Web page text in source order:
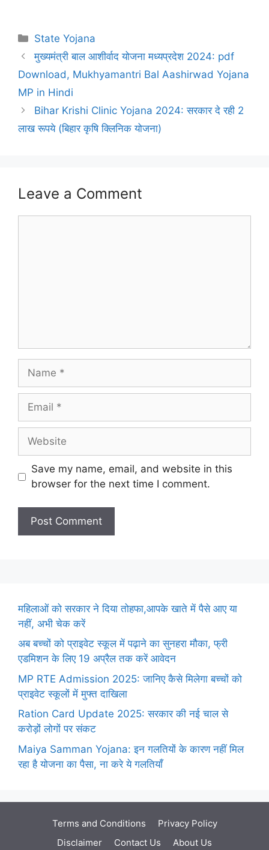
Categories
State Yojana
मुख्यमंत्री बाल आशीर्वाद योजना मध्यप्रदेश 2024: pdf
Download, Mukhyamantri Bal Aashirwad Yojana
MP in Hindi
Bihar Krishi Clinic Yojana 2024: सरकार दे रही 2
लाख रूपये (बिहार कृषि क्लिनिक योजना)
Leave a Comment
Name
Email
Website
Save my name, email, and website in this
browser for the next time I comment.
महिलाओं को सरकार ने दिया तोहफा,आपके खाते में पैसे आए या
नहीं, अभी चेक करें
अब बच्चों को प्राइवेट स्कूल में पढ़ाने का सुनहरा मौका, फ्री
एडमिशन के लिए 19 अप्रैल तक करें आवेदन
MP RTE Admission 2025: जानिए कैसे मिलेगा बच्चों को
प्राइवेट स्कूलों में मुफ्त दाखिला
Ration Card Update 2025: सरकार की नई चाल से
करोड़ों लोगों पर संकट
Maiya Samman Yojana: इन गलतियों के कारण नहीं मिल
रहा है योजना का पैसा, ना करे ये गलतियाँ
Terms and Conditions
Privacy Policy
Disclaimer
Contact Us About Us